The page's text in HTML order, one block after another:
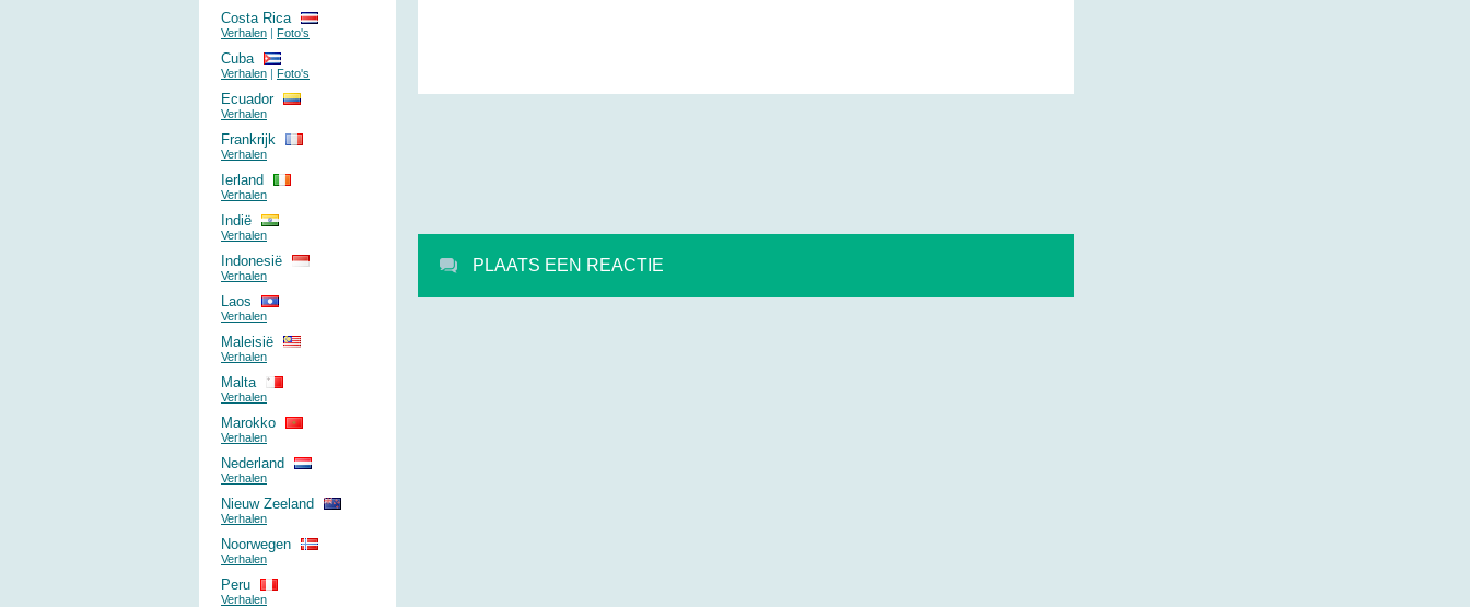
PLAATS EEN REACTIE
Costa Rica
Verhalen | Foto's
Cuba
Verhalen | Foto's
Ecuador
Verhalen
Frankrijk
Verhalen
Ierland
Verhalen
Indië
Verhalen
Indonesië
Verhalen
Laos
Verhalen
Maleisië
Verhalen
Malta
Verhalen
Marokko
Verhalen
Nederland
Verhalen
Nieuw Zeeland
Verhalen
Noorwegen
Verhalen
Peru
Verhalen